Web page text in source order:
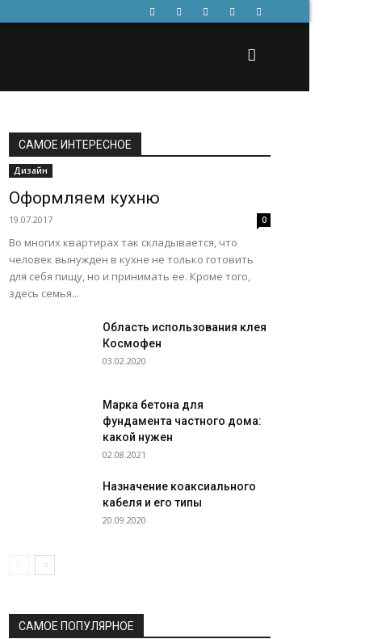
САМОЕ ИНТЕРЕСНОЕ
Дизайн
Оформляем кухню
19.07.2017 0
Во многих квартирах так складывается, что
человек вынужден в кухне не только готовить
для себя пищу, но и принимать ее. Кроме того,
здесь семья...
Область использования клея
Космофен
03.02.2020
Марка бетона для
фундамента частного дома:
какой нужен
02.08.2021
Назначение коаксиального
кабеля и его типы
20.09.2020
САМОЕ ПОПУЛЯРНОЕ